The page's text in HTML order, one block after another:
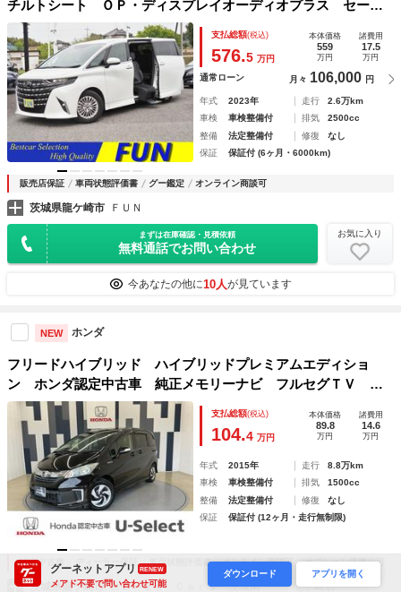
チルトシート ＯＰ・ディスプレイオーディオプラス セーフ
ティセンス ＢＳＭ 両自動 Ｐバックドア ３眼ＬＥＤライ
ト コンビシート
支払総額(税込)
576.5 万円
本体価格
559
万円
諸費用
17.5
万円
通常ローン 月々 106,000 円
年式 2023年 走行
2.6万km
車検
車検整備付 排気
2500cc
整備
法定整備付 修復
なし
保証
保証付 (6ヶ月・6000km)
販売店保証 車両状態評価書 グー鑑定 オンライン商談可
茨城県龍ケ崎市 ＦＵＮ
まずは在庫確認・見積依頼
無料通話でお問い合わせ
お気に入り
今あなたの他に10人が見ています
NEW ホンダ
フリードハイブリッド ハイブリッドプレミアムエディショ
ン ホンダ認定中古車 純正メモリーナビ フルセグＴＶ ミ
ュージックサーバー Ｂｌｕｅｔｏｏｔｈ接続 ＣＤ・ＤＶＤ
再生 バックカメラ 両側電動スライドドア ディスチャージ
ヘッドライト オートライト １オナ
支払総額(税込)
104.4 万円
本体価格
89.8
万円
諸費用
14.6
万円
年式 2015年 走行
8.8万km
車検
車検整備付 排気
1500cc
整備
法定整備付 修復
なし
保証
保証付 (12ヶ月・走行無制限)
認定中古車 ディーラー保証 車両状態評価書 オンライン商談可 オプション見積り可
茨城県龍ケ崎市 Ｈｏｎｄａ Ｃａｒｓ 茨城南 龍ヶ崎店
グーネットアプリ RENEW
メアド不要で問い合わせ可能
ダウンロード アプリを開く